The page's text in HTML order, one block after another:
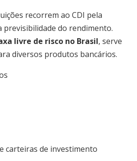
recorrem ao CDI pela
previsibilidade do rendimento.
livre de risco no Brasil, serve
diversos produtos bancários.
carteiras de investimento